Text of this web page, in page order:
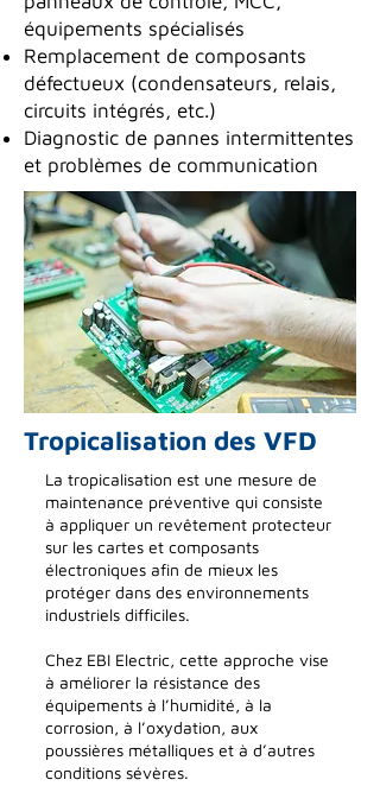
équipements spécialisés
Remplacement de composants
défectueux (condensateurs, relais,
circuits intégrés, etc.)
Diagnostic de pannes intermittentes
et problèmes de communication
Tropicalisation des VFD
La tropicalisation est une mesure de
maintenance préventive qui consiste
à appliquer un revêtement protecteur
sur les cartes et composants
électroniques afin de mieux les
protéger dans des environnements
industriels difficiles.
Chez EBI Electric, cette approche vise
à améliorer la résistance des
équipements à l’humidité, à la
corrosion, à l’oxydation, aux
poussières métalliques et à d’autres
conditions sévères.